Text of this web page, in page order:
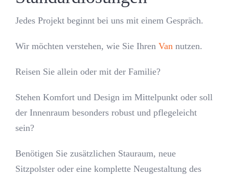
Jedes Projekt beginnt bei uns mit einem Gespräch.
Wir möchten verstehen, wie Sie Ihren Van nutzen.
Reisen Sie allein oder mit der Familie?
Stehen Komfort und Design im Mittelpunkt oder soll
der Innenraum besonders robust und pflegeleicht
sein?
Benötigen Sie zusätzlichen Stauraum, neue
Sitzpolster oder eine komplette Neugestaltung des